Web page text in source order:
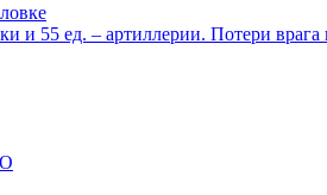
55 ед. – артиллерии. Потери